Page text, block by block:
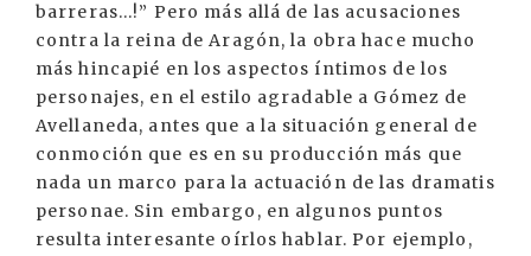
barreras...!” Pero más allá de las acusaciones
contra la reina de Aragón, la obra hace mucho
más hincapié en los aspectos íntimos de los
personajes, en el estilo agradable a Gómez de
Avellaneda, antes que a la situación general de
conmoción que es en su producción más que
nada un marco para la actuación de las dramatis
personae. Sin embargo, en algunos puntos
resulta interesante oírlos hablar. Por ejemplo,